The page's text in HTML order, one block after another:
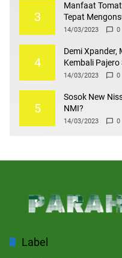
3
Manfaat
Tepat
14/03/2023 0
4
Demi
Kembali Pajero
14/03/2023 0
5
Sosok New
NMI?
14/03/2023 0
Label